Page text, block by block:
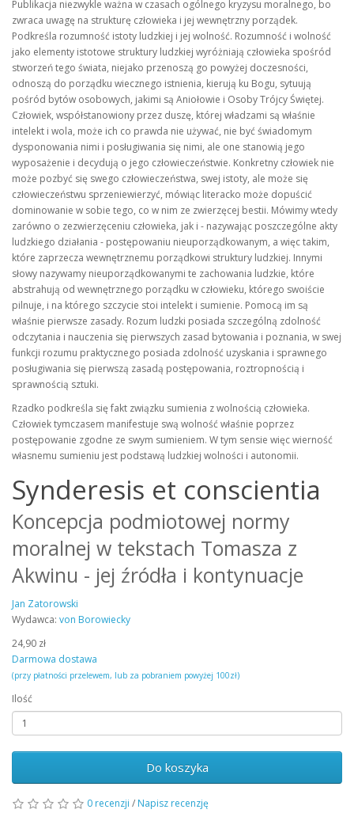
Publikacja niezwykle ważna w czasach ogólnego kryzysu moralnego, bo
zwraca uwagę na strukturę człowieka i jej wewnętrzny porządek.
Podkreśla rozumność istoty ludzkiej i jej wolność. Rozumność i wolność
jako elementy istotowe struktury ludzkiej wyróżniają człowieka spośród
stworzeń tego świata, niejako przenoszą go powyżej doczesności,
odnoszą do porządku wiecznego istnienia, kierują ku Bogu, sytuują
pośród bytów osobowych, jakimi są Aniołowie i Osoby Trójcy Świętej.
Człowiek, współstanowiony przez duszę, której władzami są właśnie
intelekt i wola, może ich co prawda nie używać, nie być świadomym
dysponowania nimi i posługiwania się nimi, ale one stanowią jego
wyposażenie i decydują o jego człowieczeństwie. Konkretny człowiek nie
może pozbyć się swego człowieczeństwa, swej istoty, ale może się
człowieczeństwu sprzeniewierzyć, mówiąc literacko może dopuścić
dominowanie w sobie tego, co w nim ze zwierzęcej bestii. Mówimy wtedy
zarówno o zezwierzęceniu człowieka, jak i - nazywając poszczególne akty
ludzkiego działania - postępowaniu nieuporządkowanym, a więc takim,
które zaprzecza wewnętrznemu porządkowi struktury ludzkiej. Innymi
słowy nazywamy nieuporządkowanymi te zachowania ludzkie, które
abstrahują od wewnętrznego porządku w człowieku, którego swoiście
pilnuje, i na którego szczycie stoi intelekt i sumienie. Pomocą im są
właśnie pierwsze zasady. Rozum ludzki posiada szczególną zdolność
odczytania i nauczenia się pierwszych zasad bytowania i poznania, w swej
funkcji rozumu praktycznego posiada zdolność uzyskania i sprawnego
posługiwania się pierwszą zasadą postępowania, roztropnością i
sprawnością sztuki.
Rzadko podkreśla się fakt związku sumienia z wolnością człowieka.
Człowiek tymczasem manifestuje swą wolność właśnie poprzez
postępowanie zgodne ze swym sumieniem. W tym sensie więc wierność
własnemu sumieniu jest podstawą ludzkiej wolności i autonomii.
Synderesis et conscientia
Koncepcja podmiotowej normy
moralnej w tekstach Tomasza z
Akwinu - jej źródła i kontynuacje
Jan Zatorowski
Wydawca: von Borowiecky
24,90 zł
Darmowa dostawa
(przy płatności przelewem, lub za pobraniem powyżej 100zł)
Ilość
Do koszyka
0 recenzji / Napisz recenzję